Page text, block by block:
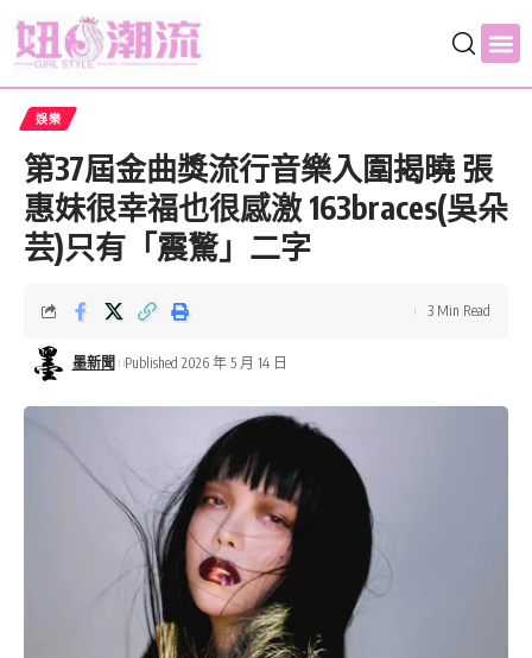
娛樂
第37屆金曲獎流行音樂入圍揭曉 張
惠妹很幸福也很感激 163braces(吳朵
芸)只有「震驚」二字
墨新聞 Published 2026 年 5 月 14 日
3 Min Read